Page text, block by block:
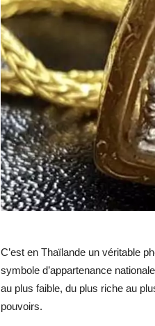
C’est en Thaïlande un véritable
symbole d’appartenance
au plus faible, du plus riche au
pouvoirs.